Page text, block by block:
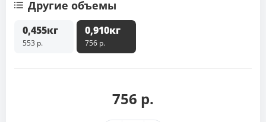
Другие объемы
0,455кг
553 р.
0,910кг
756 р.
756 р.